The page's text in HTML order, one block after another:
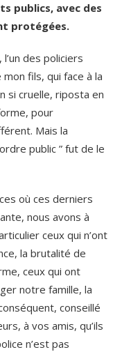
publics, avec des
protégées.
des policiers
fils, qui face à la
si cruelle, riposta en
pour
Mais la
public ” fut de le
où ces derniers
nous avons à
ceux qui n’ont
la brutalité de
ceux qui ont
notre famille, la
conseillé
à vos amis, qu’ils
n’est pas